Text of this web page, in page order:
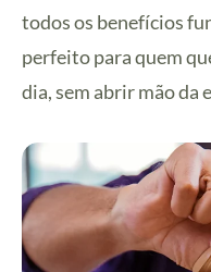
todos os benefícios
perfeito para quem
dia, sem abrir mão da